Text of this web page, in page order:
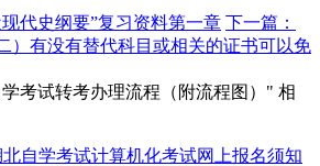
现代史纲要”复习资料第一章 下一篇：
）有没有替代科目或相关的证书可以免
考试转考办理流程（附流程图）" 相
北自学考试计算机化考试网上报名须知